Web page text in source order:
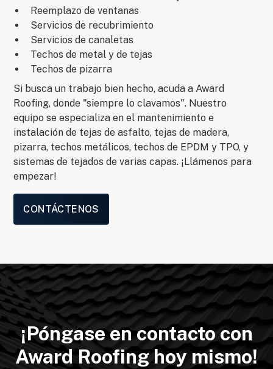
Reemplazo de ventanas
Servicios de recubrimiento
Servicios de canaletas
Techos de metal y de tejas
Techos de pizarra
Si busca un trabajo bien hecho, acuda a Award
Roofing, donde "siempre lo clavamos". Nuestro
equipo se especializa en el mantenimiento e
instalación de tejas de asfalto, tejas de madera,
pizarra, techos metálicos, techos de EPDM y TPO, y
sistemas de tejados de varias capas. ¡Llámenos para
empezar!
CONTÁCTENOS
¡Póngase en contacto con
Award Roofing hoy mismo!